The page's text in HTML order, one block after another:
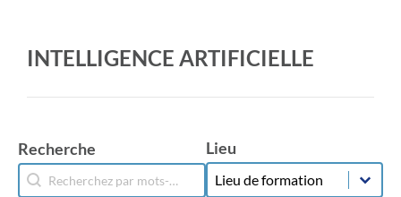
INTELLIGENCE ARTIFICIELLE
Recherche
Recherche
Recherche
Lieu
Lieu
Lieu